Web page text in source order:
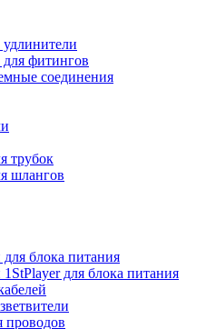
фитингов
соединения
трубок
шлангов
блока питания
для блока питания
проводов